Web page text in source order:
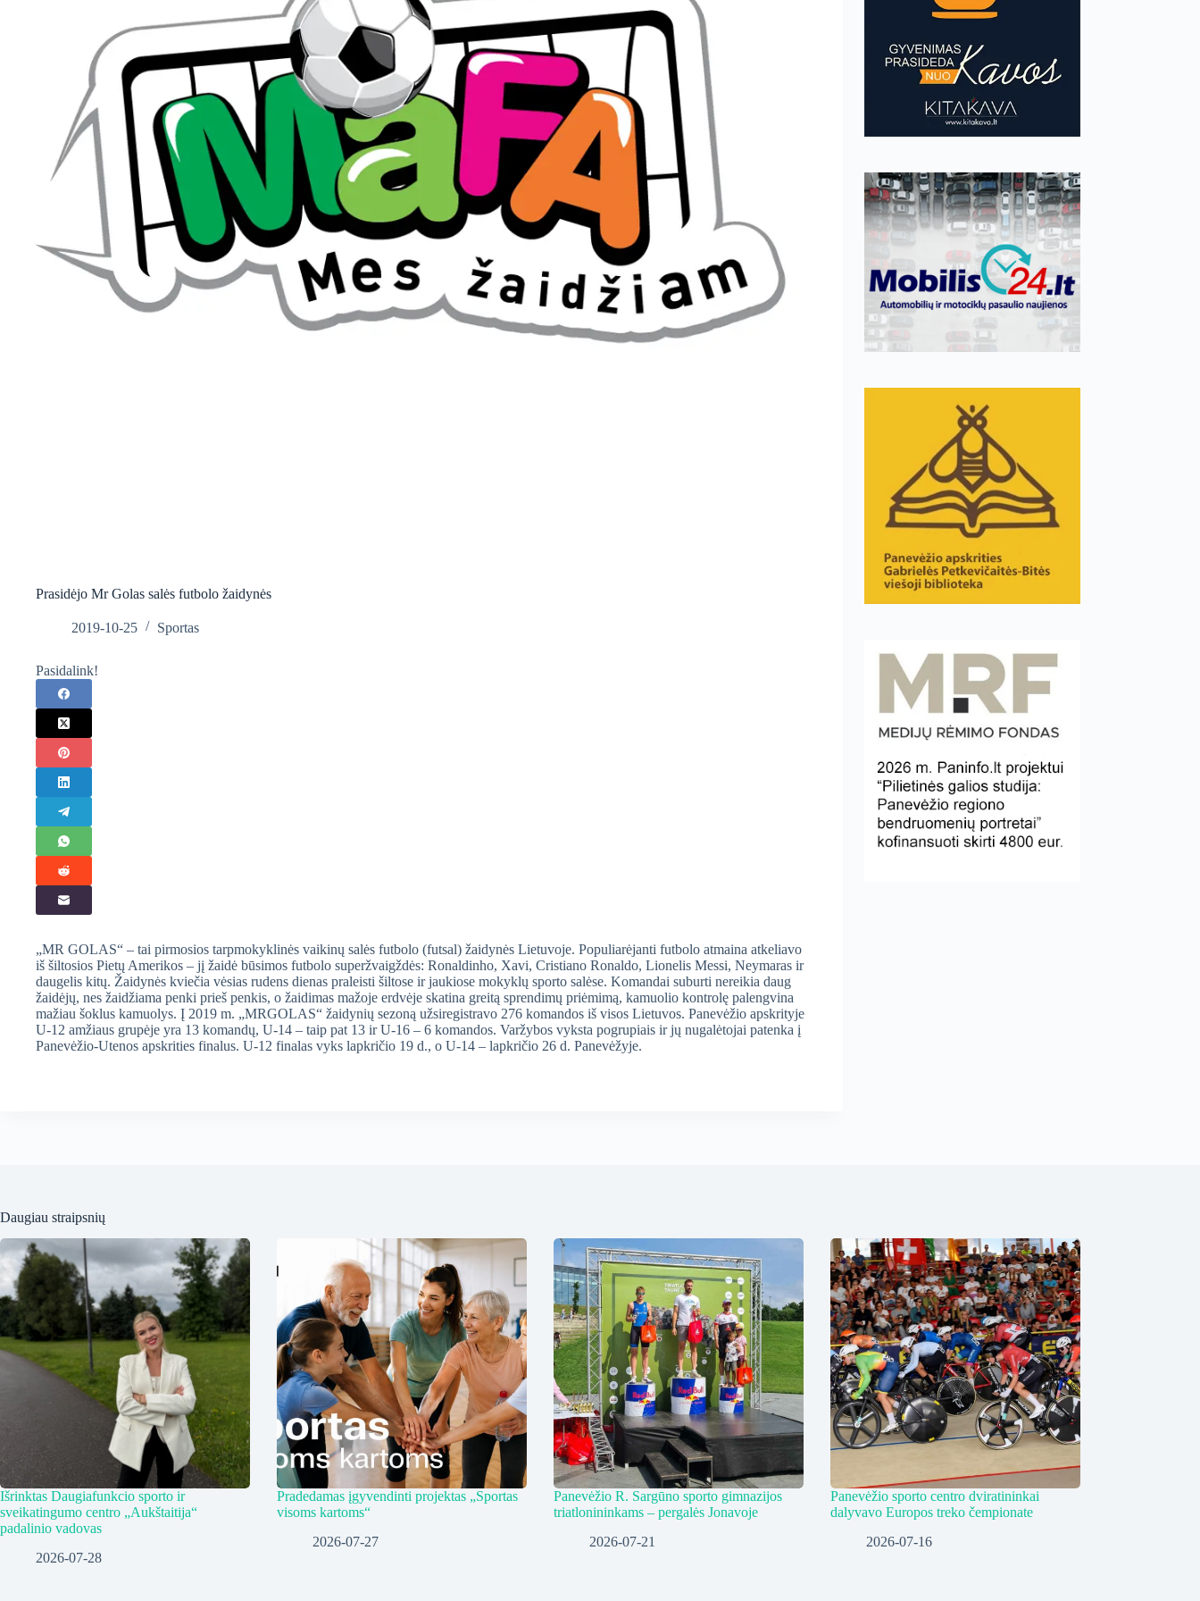
Prasidėjo Mr Golas salės futbolo žaidynės
2019-10-25 Sportas
Pasidalink!
„MR GOLAS“ – tai pirmosios tarpmokyklinės vaikinų salės futbolo (futsal) žaidynės Lietuvoje. Populiarėjanti futbolo atmaina atkeliavo
iš šiltosios Pietų Amerikos – jį žaidė būsimos futbolo superžvaigždės: Ronaldinho, Xavi, Cristiano Ronaldo, Lionelis Messi, Neymaras ir
daugelis kitų. Žaidynės kviečia vėsias rudens dienas praleisti šiltose ir jaukiose mokyklų sporto salėse. Komandai suburti nereikia daug
žaidėjų, nes žaidžiama penki prieš penkis, o žaidimas mažoje erdvėje skatina greitą sprendimų priėmimą, kamuolio kontrolę palengvina
mažiau šoklus kamuolys. Į 2019 m. „MRGOLAS“ žaidynių sezoną užsiregistravo 276 komandos iš visos Lietuvos. Panevėžio apskrityje
U-12 amžiaus grupėje yra 13 komandų, U-14 – taip pat 13 ir U-16 – 6 komandos. Varžybos vyksta pogrupiais ir jų nugalėtojai patenka į
Panevėžio-Utenos apskrities finalus. U-12 finalas vyks lapkričio 19 d., o U-14 – lapkričio 26 d. Panevėžyje.
Daugiau straipsnių
Išrinktas Daugiafunkcio sporto ir
sveikatingumo centro „Aukštaitija“
padalinio vadovas
2026-07-28
Pradedamas įgyvendinti projektas „Sportas
visoms kartoms“
2026-07-27
Panevėžio R. Sargūno sporto gimnazijos
triatlonininkams – pergalės Jonavoje
2026-07-21
Panevėžio sporto centro dviratininkai
dalyvavo Europos treko čempionate
2026-07-16